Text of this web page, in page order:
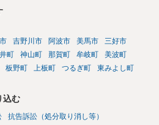
吉野川市 阿波市 美馬市
三好市
町 神山町 那賀町 牟岐町
美波町
板野町 上板町 つるぎ町 東みよし町
込む
抗告訴訟（処分取り消し等）